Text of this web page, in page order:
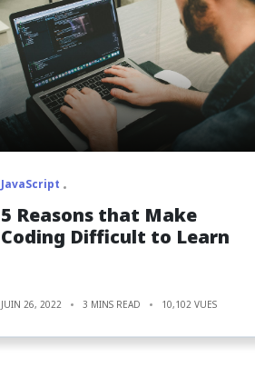
JavaScript
5 Reasons that Make
Coding Difficult to Learn
JUIN 26, 2022 3 MINS READ 10,102 VUES